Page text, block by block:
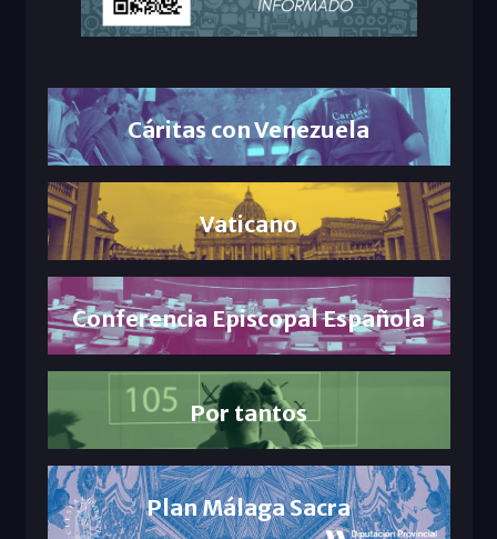
Cáritas con Venezuela
Vaticano
Conferencia Episcopal Española
Por tantos
Plan Málaga Sacra